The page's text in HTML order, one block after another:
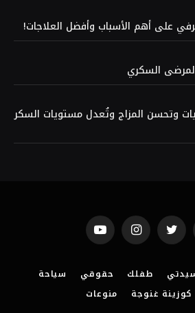
على أهم الأسباب وأفضل العلاجات!
السكري
وتحسن المزاج وتُعدل مستويات السكر
Twitter
Instagram
YouTube
طفلك حقوقي
سياحة
كوزينة غنوجة منوعات